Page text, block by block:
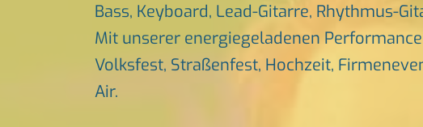
Bass, Keyboard, Lead-Gitarre, Rhythmus-
Mit unserer energiegeladenen
Volksfest, Straßenfest, Hochzeit,
Air.